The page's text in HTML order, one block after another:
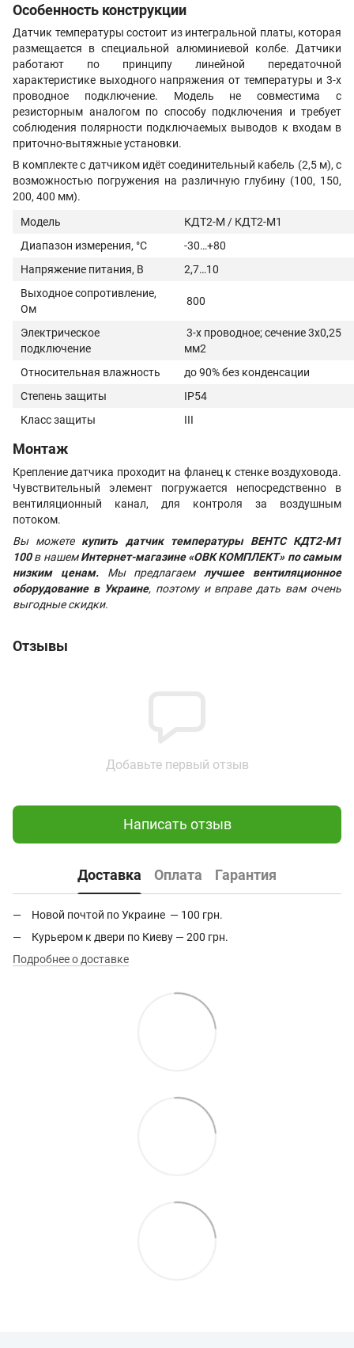
Особенность конструкции
Датчик температуры состоит из интегральной платы, которая
размещается в специальной алюминиевой колбе. Датчики
работают по принципу линейной передаточной
характеристике выходного напряжения от температуры и 3-х
проводное подключение. Модель не совместима с
резисторным аналогом по способу подключения и требует
соблюдения полярности подключаемых выводов к входам в
приточно-вытяжные установки.
В комплекте с датчиком идёт соединительный кабель (2,5 м), с
возможностью погружения на различную глубину (100, 150,
200, 400 мм).
Модель
КДТ2-М / КДТ2-М1
Диапазон измерения, °С
-30…+80
Напряжение питания, В
2,7…10
Выходное сопротивление,
Ом
800
Электрическое
подключение
3-х проводное; сечение 3х0,25
мм2
Относительная влажность
до 90% без конденсации
Степень защиты
IP54
Класс защиты
III
Монтаж
Крепление датчика проходит на фланец к стенке воздуховода.
Чувствительный элемент погружается непосредственно в
вентиляционный канал, для контроля за воздушным
потоком.
Вы можете купить датчик температуры ВЕНТС КДТ2-М1
100в нашемИнтернет-магазине «ОВК КОМПЛЕКТ» по самым
низким ценам.Мы предлагаемлучшее вентиляционное
оборудование в Украине, поэтому и вправе дать вам очень
выгодные скидки.
Отзывы
Добавьте первый отзыв
Написать отзыв
Доставка Оплата Гарантия
Новой почтой по Украине — 100 грн.
Курьером к двери по Киеву — 200 грн.
Подробнее о доставке